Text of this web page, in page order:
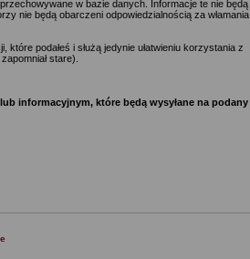
w bazie danych. Informacje te nie będą
nie będą obarczeni odpowiedzialnością za włamania
podałeś i służą jedynie ułatwieniu korzystania z
stare).
informacyjnym, które będą wysyłane na podany